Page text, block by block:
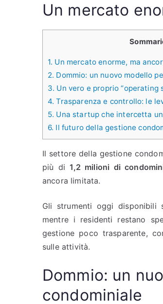
Un mercato
1. Un mercato enorme, ma
2. Dommio: un nuovo modello
3. Un vero e proprio “operating
4. Trasparenza e controllo: le
5. Una startup che intercetta
6. Il futuro della gestione
Il settore della gestione
più di1,2 milioni di
ancora limitata.
Gli strumenti oggi disponibili
mentre i residenti restano
gestione poco trasparente,
sulle attività.
Dommio: un
condominiale